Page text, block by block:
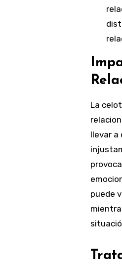
La
llevar a
puede